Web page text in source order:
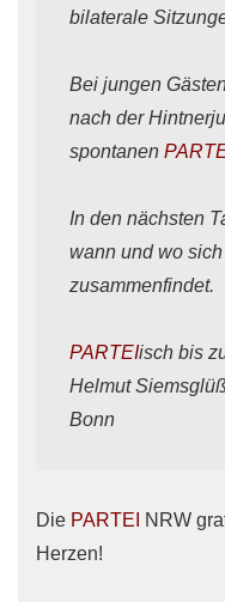
bilaterale
Bei jungen
nach der
spontanen
In den nächsten
wann und wo
zusammenfindet.
PARTEIisch bis
Helmut
Bonn
Die PARTEI NRW
Herzen!